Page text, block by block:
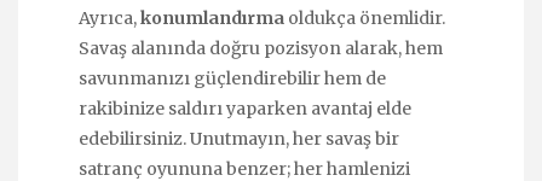
Ayrıca,konumlandırma oldukça önemlidir.
Savaş alanında doğru pozisyon alarak, hem
savunmanızı güçlendirebilir hem de
rakibinize saldırı yaparken avantaj elde
edebilirsiniz. Unutmayın, her savaş bir
satranç oyununa benzer; her hamlenizi